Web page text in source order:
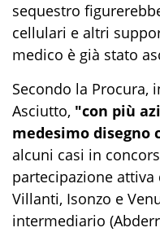
sequestro
cellulari e altri
medico è già stato
Secondo la Procura,
Asciutto, "con più
medesimo disegno
alcuni casi in
partecipazione
Villanti, Isonzo e
intermediario